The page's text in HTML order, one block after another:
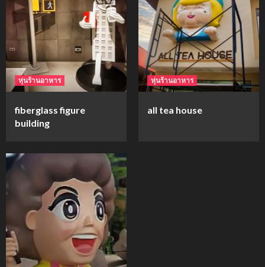
4
mockups
ม็อคอัพขวด bsab
5
ม็อคอัพน้ำมันวังว่าน
หุ่นร้านอาหาร
fiberglass figure
building
หุ่นร้านอาหาร
all tea house